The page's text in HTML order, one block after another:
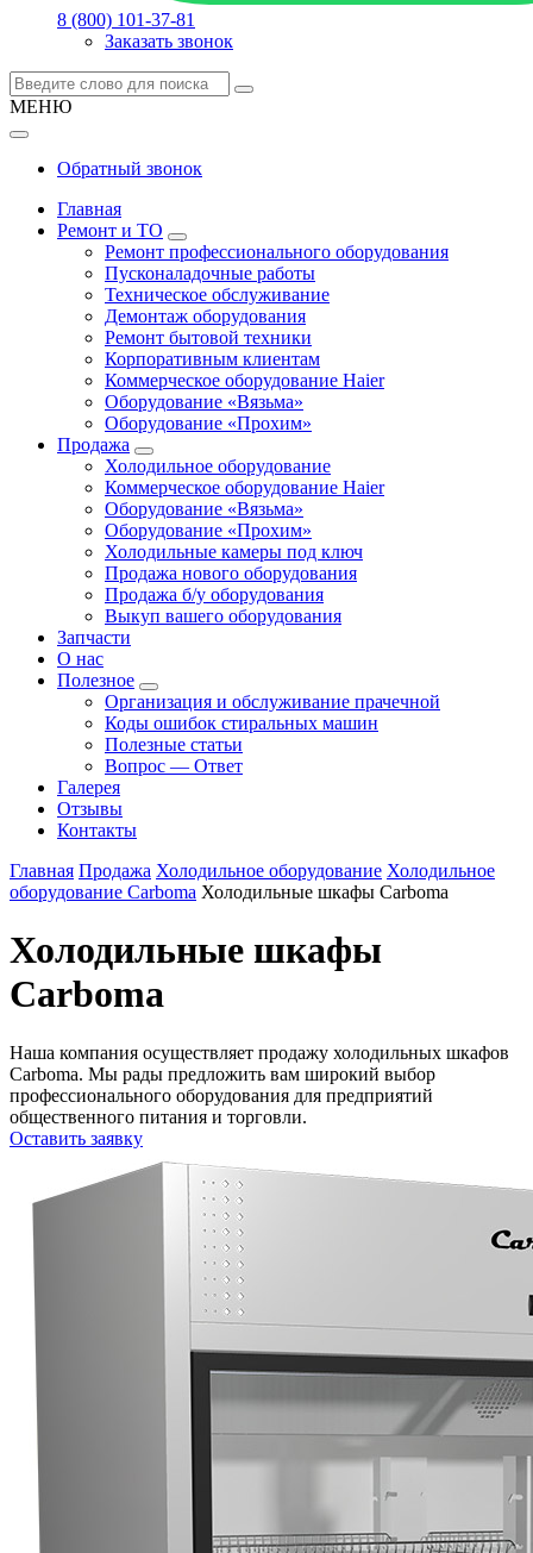
8 (800) 101-37-81
Заказать звонок
МЕНЮ
Обратный звонок
Главная
Ремонт и ТО
Ремонт профессионального оборудования
Пусконаладочные работы
Техническое обслуживание
Демонтаж оборудования
Ремонт бытовой техники
Корпоративным клиентам
Коммерческое оборудование Haier
Оборудование «Вязьма»
Оборудование «Прохим»
Продажа
Холодильное оборудование
Коммерческое оборудование Haier
Оборудование «Вязьма»
Оборудование «Прохим»
Холодильные камеры под ключ
Продажа нового оборудования
Продажа б/у оборудования
Выкуп вашего оборудования
Запчасти
О нас
Полезное
Организация и обслуживание прачечной
Коды ошибок стиральных машин
Полезные статьи
Вопрос — Ответ
Галерея
Отзывы
Контакты
Главная Продажа Холодильное оборудование Холодильное
оборудование Carboma Холодильные шкафы Carboma
Холодильные шкафы
Carboma
Наша компания осуществляет продажу холодильных шкафов
Carboma. Мы рады предложить вам широкий выбор
профессионального оборудования для предприятий
общественного питания и торговли.
Оставить заявку